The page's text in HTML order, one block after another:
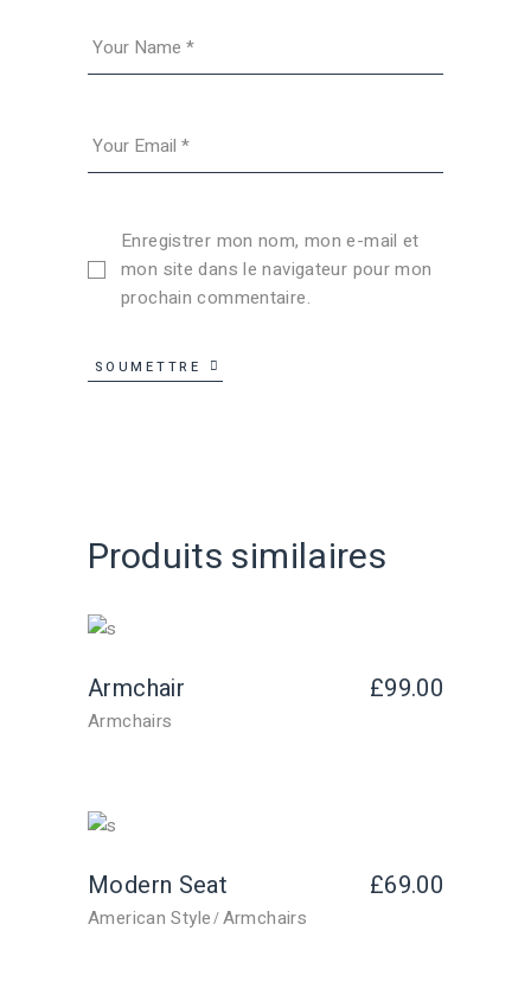
Enregistrer mon nom, mon e-mail et
mon site dans le navigateur pour mon
prochain commentaire.
SOUMETTRE
Produits similaires
Armchair £99.00
Armchairs
Modern Seat £69.00
American Style Armchairs